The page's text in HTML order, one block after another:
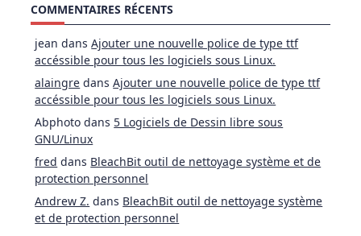
COMMENTAIRES RÉCENTS
jean dansAjouter une nouvelle police de type ttf
accéssible pour tous les logiciels sous Linux.
alaingre dansAjouter une nouvelle police de type ttf
accéssible pour tous les logiciels sous Linux.
Abphoto dans 5 Logiciels de Dessin libre sous
GNU/Linux
fred dans BleachBit outil de nettoyage système et de
protection personnel
Andrew Z. dans BleachBit outil de nettoyage système
et de protection personnel